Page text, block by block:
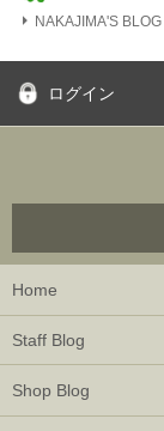
NAKAJIMA'S BLOG
ログイン
Home
Staff Blog
Shop Blog